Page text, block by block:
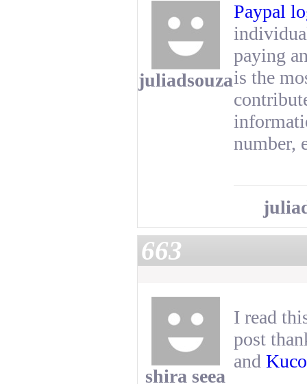
juliadsouza
Paypal
paying
is the
number,
663
shira seea
I read
post
and